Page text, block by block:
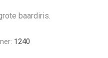
baardiris.
1240